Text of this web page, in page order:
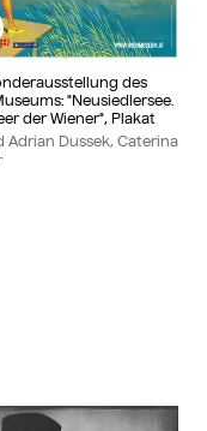
des
"Neusiedlersee.
der Wiener", Plakat
Adrian Dussek, Caterina
to my album